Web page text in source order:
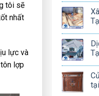
tôi sẽ
nhất
lực và
lợp